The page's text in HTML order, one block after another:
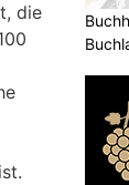
die